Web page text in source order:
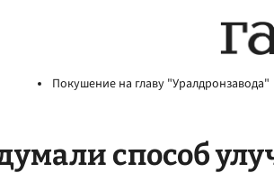
Покушение на главу "Уралдронзавода"
способ